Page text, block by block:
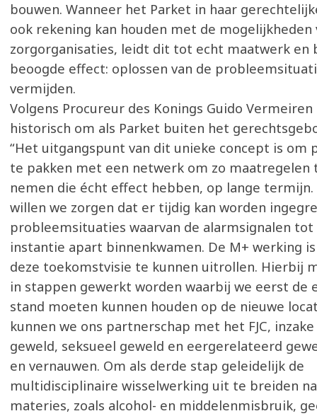
bouwen. Wanneer het Parket in haar
ook rekening kan houden met de mogelijkheden
zorgorganisaties, leidt dit tot echt maatwerk en
beoogde effect: oplossen van de
vermijden.
Volgens Procureur des Konings Guido
historisch om als Parket buiten het
“Het uitgangspunt van dit unieke concept is om
te pakken met een netwerk om zo maatregelen
nemen die écht effect hebben, op lange termijn.
willen we zorgen dat er tijdig kan worden
probleemsituaties waarvan de alarmsignalen
instantie apart binnenkwamen. De M+ werking
deze toekomstvisie te kunnen uitrollen. Hierbij
in stappen gewerkt worden waarbij we eerst de
stand moeten kunnen houden op de nieuwe
kunnen we ons partnerschap met het FJC,
geweld, seksueel geweld en eergerelateerd
en vernauwen. Om als derde stap geleidelijk de
multidisciplinaire wisselwerking uit te breiden
materies, zoals alcohol- en middelenmisbruik,